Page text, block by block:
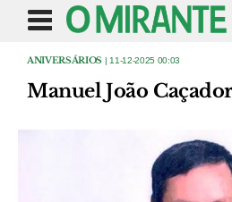
ANIVERSÁRIOS | 11-12-2025 00:03
Manuel João